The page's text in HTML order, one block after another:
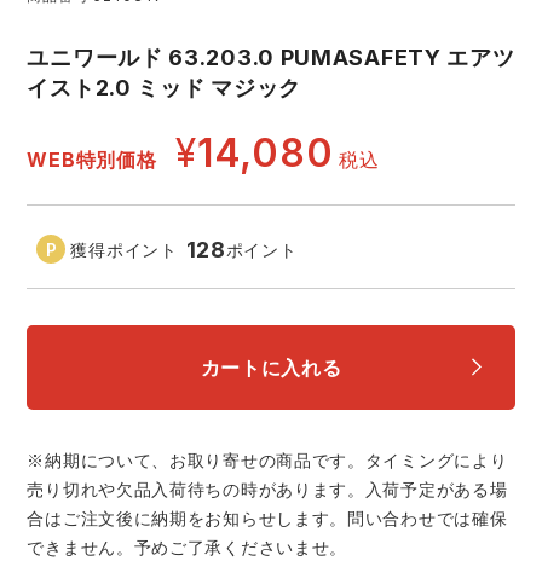
ファン付き作業着・空調服
電熱ウェア・ヒートウェア
刺繍・プリント加工対象商品
コーコス ランキング
アイトス ランキング
ジーベック ランキング
ネーム刺繍・プリント加工対象商品
作業着
ニット
ファン付きウェア
防寒
ニオイクリア タカヤ商事
エアークラフト 自重堂
サーヴォ セロリー 大阪支店
スターライト工業 東洋物産工業
弘進ゴム 藤井電工
ユニワールド 63.203.0 PUMASAFETY エアツ
イスト2.0 ミッド マジック
WEB特別価格 ¥14,080 税込
獲得ポイント 128ポイント
カートに入れる
※納期について、お取り寄せの商品です。タイミングにより
売り切れや欠品入荷待ちの時があります。入荷予定がある場
合はご注文後に納期をお知らせします。問い合わせでは確保
できません。予めご了承くださいませ。